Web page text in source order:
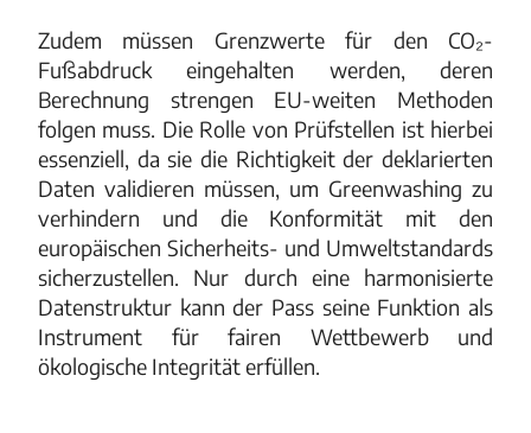
Zudem müssen Grenzwerte für den CO₂-
Fußabdruck eingehalten werden, deren
Berechnung strengen EU-weiten Methoden
folgen muss. Die Rolle von Prüfstellen ist hierbei
essenziell, da sie die Richtigkeit der deklarierten
Daten validieren müssen, um Greenwashing zu
verhindern und die Konformität mit den
europäischen Sicherheits- und Umweltstandards
sicherzustellen. Nur durch eine harmonisierte
Datenstruktur kann der Pass seine Funktion als
Instrument für fairen Wettbewerb und
ökologische Integrität erfüllen.